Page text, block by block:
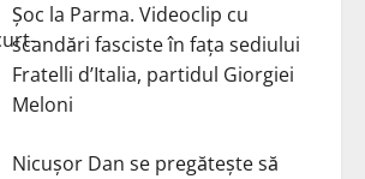
Șoc la Parma. Videoclip cu
scandări fasciste în fața sediului
Fratelli d’Italia, partidul Giorgiei
Meloni
Nicuşor Dan se pregăteşte să